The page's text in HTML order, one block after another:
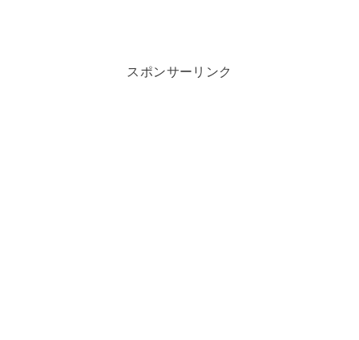
スポンサーリンク